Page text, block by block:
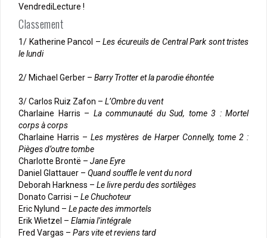
VendrediLecture !
Classement
1/ Katherine Pancol – Les écureuils de Central Park sont tristes
le lundi
2/ Michael Gerber – Barry Trotter et la parodie éhontée
3/ Carlos Ruiz Zafon – L’Ombre du vent
Charlaine Harris – La communauté du Sud, tome 3 : Mortel
corps à corps
Charlaine Harris –Les mystères de Harper Connelly, tome 2 :
Pièges d’outre tombe
Charlotte Brontë – Jane Eyre
Daniel Glattauer – Quand souffle le vent du nord
Deborah Harkness – Le livre perdu des sortilèges
Donato Carrisi – Le Chuchoteur
Eric Nylund – Le pacte des immortels
Erik Wietzel – Elamia l’intégrale
Fred Vargas – Pars vite et reviens tard